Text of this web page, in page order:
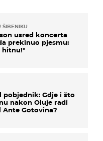
ŠIBENIKU
usred koncerta
prekinuo pjesmu:
hitnu!"
pobjednik: Gdje i što
nakon Oluje radi
Ante Gotovina?